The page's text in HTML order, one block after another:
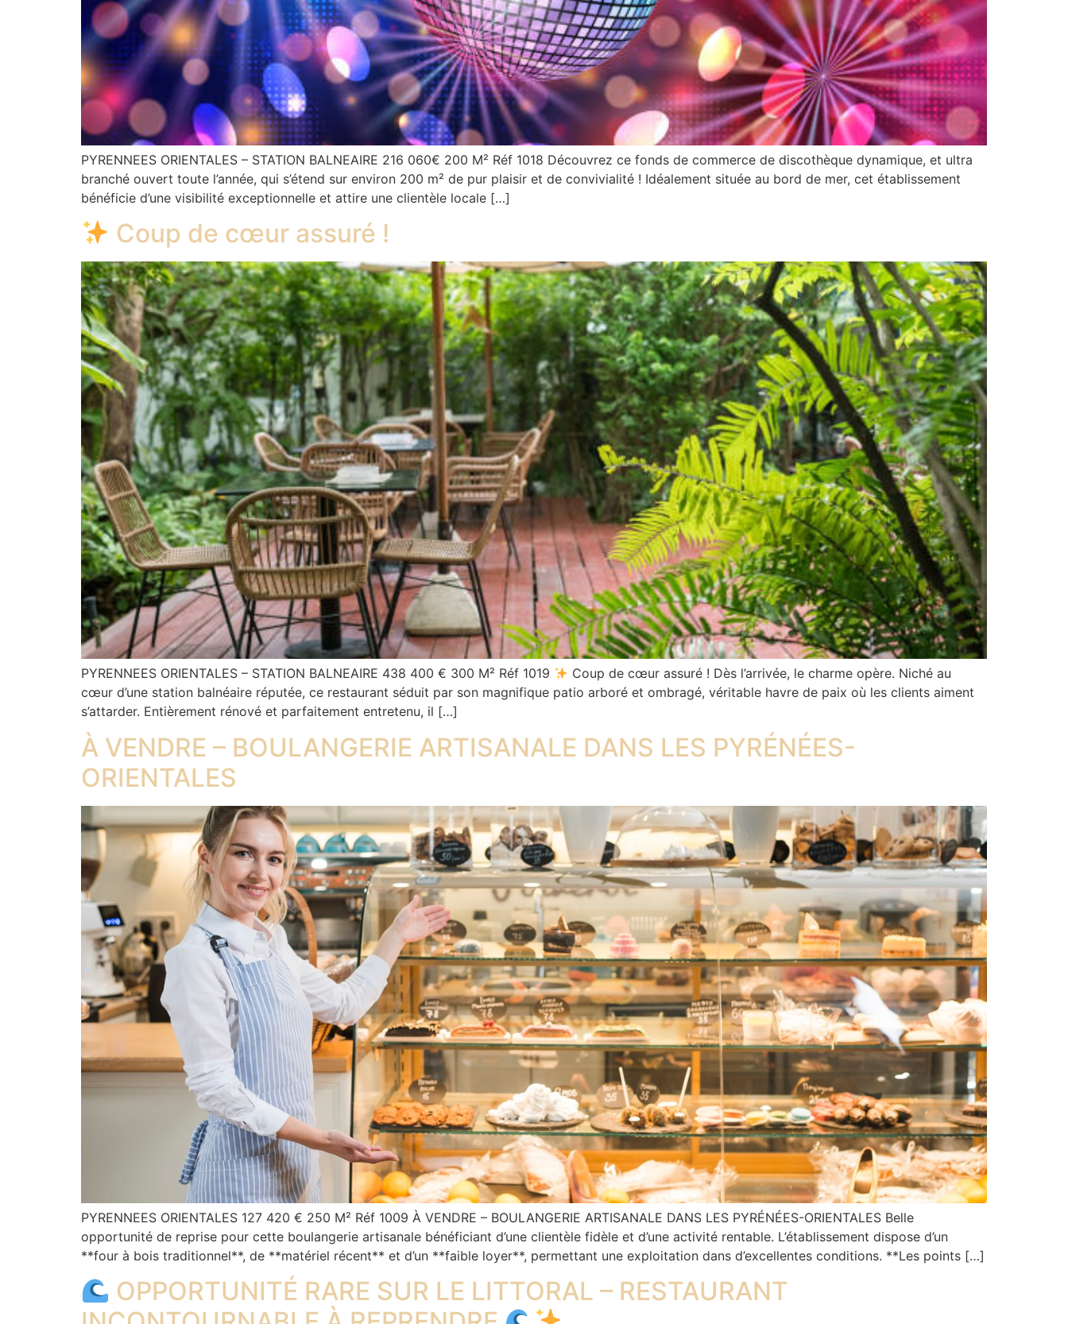
PYRENNEES ORIENTALES – STATION BALNEAIRE 216 060€ 200 M² Réf 1018 Découvrez ce fonds de commerce de discothèque dynamique, et ultra
branché ouvert toute l’année, qui s’étend sur environ 200 m² de pur plaisir et de convivialité ! Idéalement située au bord de mer, cet établissement
bénéficie d’une visibilité exceptionnelle et attire une clientèle locale […]
Coup de cœur assuré !
PYRENNEES ORIENTALES – STATION BALNEAIRE 438 400 € 300 M² Réf 1019
Coup de cœur assuré ! Dès l’arrivée, le charme opère. Niché au
cœur d’une station balnéaire réputée, ce restaurant séduit par son magnifique patio arboré et ombragé, véritable havre de paix où les clients aiment
s’attarder. Entièrement rénové et parfaitement entretenu, il […]
À VENDRE – BOULANGERIE ARTISANALE DANS LES PYRÉNÉES-
ORIENTALES
PYRENNEES ORIENTALES 127 420 € 250 M² Réf 1009 À VENDRE – BOULANGERIE ARTISANALE DANS LES PYRÉNÉES-ORIENTALES Belle
opportunité de reprise pour cette boulangerie artisanale bénéficiant d’une clientèle fidèle et d’une activité rentable. L’établissement dispose d’un
**four à bois traditionnel**, de **matériel récent** et d’un **faible loyer**, permettant une exploitation dans d’excellentes conditions. **Les points […]
OPPORTUNITÉ RARE SUR LE LITTORAL – RESTAURANT